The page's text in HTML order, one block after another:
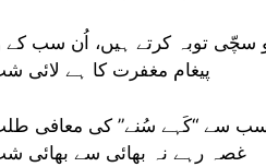
سچّی توبہ کرتے ہیں، اُن سب
پیغام مغفرت کا ہے لائی
سے “کَہے سُنے” کی معافی
غصہ رہے نہ بھائی سے بھائی